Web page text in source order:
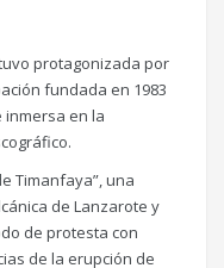
protagonizada por
fundada en 1983
inmersa en la
Timanfaya”, una
de Lanzarote y
de protesta con
de la erupción de